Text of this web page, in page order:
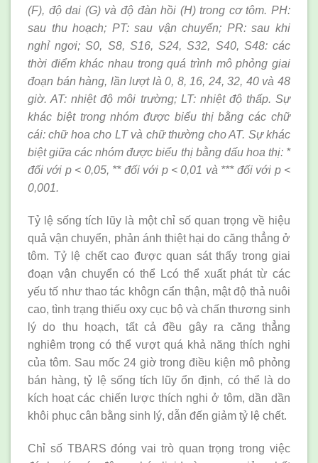
(F), độ dai (G) và độ đàn hồi (H) trong cơ tôm. PH:
sau thu hoạch; PT: sau vận chuyển; PR: sau khi
nghỉ ngơi; S0, S8, S16, S24, S32, S40, S48: các
thời điểm khác nhau trong quá trình mô phỏng giai
đoạn bán hàng, lần lượt là 0, 8, 16, 24, 32, 40 và 48
giờ. AT: nhiệt độ môi trường; LT: nhiệt độ thấp. Sự
khác biệt trong nhóm được biểu thị bằng các chữ
cái: chữ hoa cho LT và chữ thường cho AT. Sự khác
biệt giữa các nhóm được biểu thị bằng dấu hoa thị: *
đối với p < 0,05, ** đối với p < 0,01 và *** đối với p <
0,001.
Tỷ lệ sống tích lũy là một chỉ số quan trọng về hiệu
quả vận chuyển, phản ánh thiệt hại do căng thẳng ở
tôm. Tỷ lệ chết cao được quan sát thấy trong giai
đoạn vận chuyển có thể Lcó thể xuất phát từ các
yếu tố như thao tác khôgn cẩn thận, mật độ thả nuôi
cao, tình trạng thiếu oxy cục bộ và chấn thương sinh
lý do thu hoạch, tất cả đều gây ra căng thẳng
nghiêm trọng có thể vượt quá khả năng thích nghi
của tôm. Sau mốc 24 giờ trong điều kiện mô phỏng
bán hàng, tỷ lệ sống tích lũy ổn định, có thể là do
kích hoạt các chiến lược thích nghi ở tôm, dần dần
khôi phục cân bằng sinh lý, dẫn đến giảm tỷ lệ chết.
Chỉ số TBARS đóng vai trò quan trọng trong việc